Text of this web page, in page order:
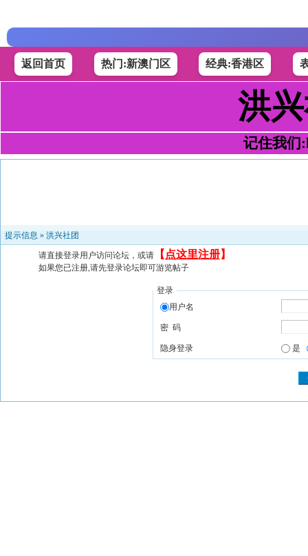
返回首页 热门:新澳门区 经典:香港区
洪
记住我们
提示信息 » 洪兴社团
请直接登录用户访问论坛，或请 【 点这里注册】
如果您已注册,请先登录论坛即可游览帖子
登录
用户名
密 码
隐身登录 是